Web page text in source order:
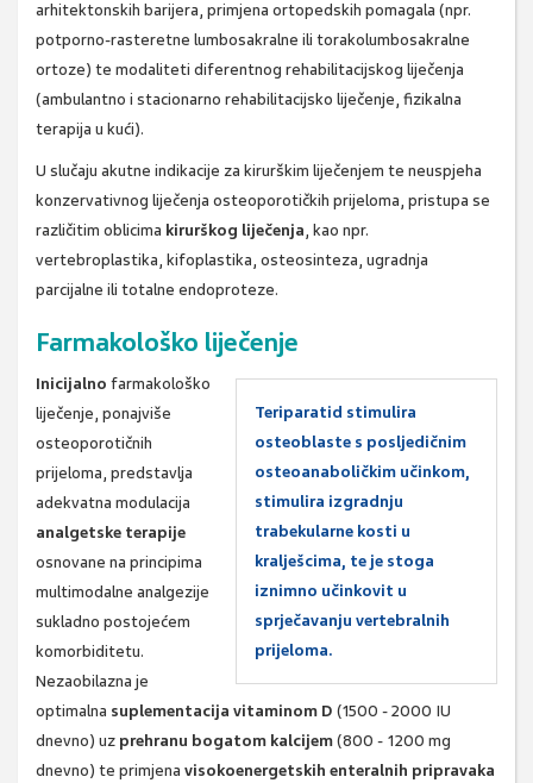
arhitektonskih barijera, primjena ortopedskih pomagala (npr.
potporno-rasteretne lumbosakralne ili torakolumbosakralne
ortoze) te modaliteti diferentnog rehabilitacijskog liječenja
(ambulantno i stacionarno rehabilitacijsko liječenje, fizikalna
terapija u kući).
U slučaju akutne indikacije za kirurškim liječenjem te neuspjeha
konzervativnog liječenja osteoporotičkih prijeloma, pristupa se
različitim oblicima kirurškog liječenja, kao npr.
vertebroplastika, kifoplastika, osteosinteza, ugradnja
parcijalne ili totalne endoproteze.
Farmakološko liječenje
Teriparatid stimulira
osteoblaste s posljedičnim
osteoanaboličkim učinkom,
stimulira izgradnju
trabekularne kosti u
kralješcima, te je stoga
iznimno učinkovit u
sprječavanju vertebralnih
prijeloma.
Inicijalno farmakološko
liječenje, ponajviše
osteoporotičnih
prijeloma, predstavlja
adekvatna modulacija
analgetske terapije
osnovane na principima
multimodalne analgezije
sukladno postojećem
komorbiditetu.
Nezaobilazna je
optimalna suplementacija vitaminom D (1500 - 2000 IU
dnevno) uz prehranu bogatom kalcijem(800 - 1200 mg
dnevno) te primjena visokoenergetskih enteralnih pripravaka